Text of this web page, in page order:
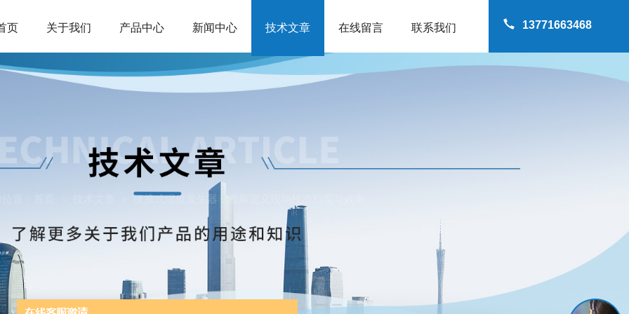
13771663468
页 关于我们 产品中心 新闻中心 技术文章 在线留言 联系我们
便携式湿度发生器：重新定义现场校准精度与效率